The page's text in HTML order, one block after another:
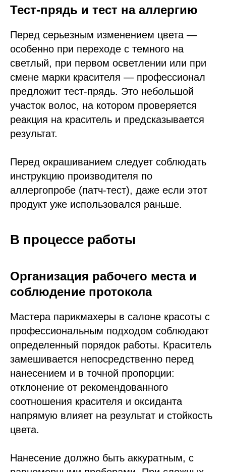
Тест-прядь и тест на аллергию
Перед серьезным изменением цвета —
особенно при переходе с темного на
светлый, при первом осветлении или при
смене марки красителя — профессионал
предложит тест-прядь. Это небольшой
участок волос, на котором проверяется
реакция на краситель и предсказывается
результат.
Перед окрашиванием следует соблюдать
инструкцию производителя по
аллергопробе (патч-тест), даже если этот
продукт уже использовался раньше.
В процессе работы
Организация рабочего места и
соблюдение протокола
Мастера парикмахеры в салоне красоты с
профессиональным подходом соблюдают
определенный порядок работы. Краситель
замешивается непосредственно перед
нанесением и в точной пропорции:
отклонение от рекомендованного
соотношения красителя и оксиданта
напрямую влияет на результат и стойкость
цвета.
Нанесение должно быть аккуратным, с